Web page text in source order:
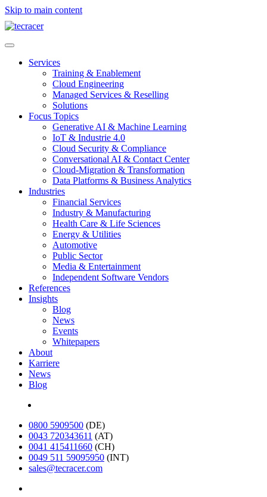
Skip to main content
Services
Training & Enablement
Cloud Engineering
Managed Services & Reselling
Solutions
Focus Topics
Generative AI & Machine Learning
IoT & Industrie 4.0
Cloud Security & Compliance
Conversational AI & Contact Center
Cloud-Migration & Transformation
Data Platforms & Business Analytics
Industries
Financial Services
Industry & Manufacturing
Health Care & Life Sciences
Energy & Utilities
Automotive
Public Sector
Media & Entertainment
Independent Software Vendors
References
Insights
Blog
News
Events
Whitepapers
About
Karriere
News
Blog
0800 5909500 (DE)
0043 720343611 (AT)
0041 415411660 (CH)
0049 511 59095950 (INT)
sales@tecracer.com